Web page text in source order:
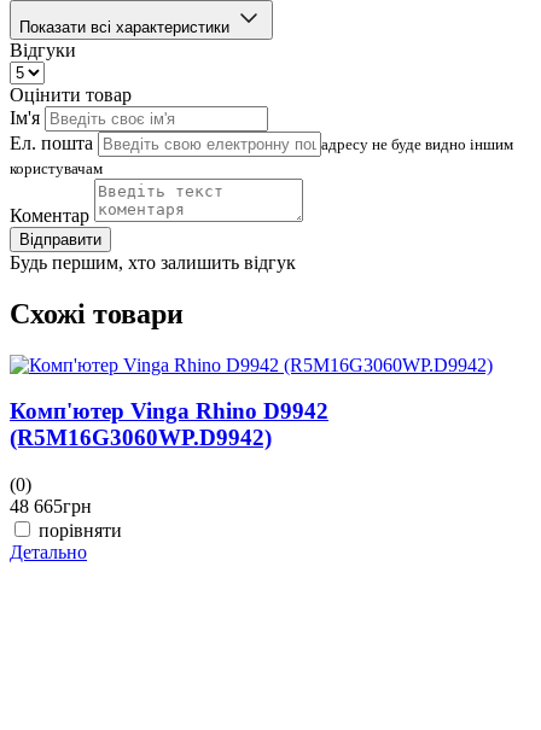
Показати всі характеристики
Відгуки
Оцінити товар
Ім'я
Ел. пошта
адресу не буде видно іншим
користувачам
Коментар
Відправити
Будь першим, хто залишить відгук
Схожі товари
Комп'ютер Vinga Rhino D9942
(R5M16G3060WP.D9942)
(0)
48 665грн
порівняти
Детально